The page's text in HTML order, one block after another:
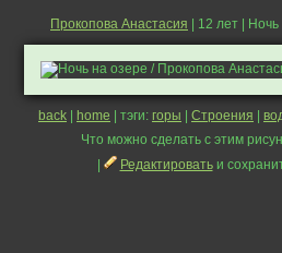
Прокопова Анастасия | 12 лет |
back home | тэги: горы Строения
Что можно сделать с этим
Редактироватьи